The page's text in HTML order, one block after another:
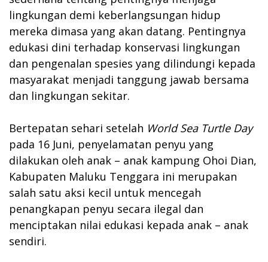
lingkungan demi keberlangsungan hidup
mereka dimasa yang akan datang. Pentingnya
edukasi dini terhadap konservasi lingkungan
dan pengenalan spesies yang dilindungi kepada
masyarakat menjadi tanggung jawab bersama
dan lingkungan sekitar.
Bertepatan sehari setelah World Sea Turtle Day
pada 16 Juni, penyelamatan penyu yang
dilakukan oleh anak – anak kampung Ohoi Dian,
Kabupaten Maluku Tenggara ini merupakan
salah satu aksi kecil untuk mencegah
penangkapan penyu secara ilegal dan
menciptakan nilai edukasi kepada anak – anak
sendiri.